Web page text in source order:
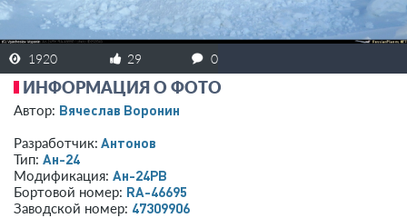
1920 29 0
ИНФОРМАЦИЯ О ФОТО
Автор: Вячеслав Воронин
Разработчик: Антонов
Тип: Ан-24
Модификация: Ан-24РВ
Бортовой номер: RA-46695
Заводской номер: 47309906